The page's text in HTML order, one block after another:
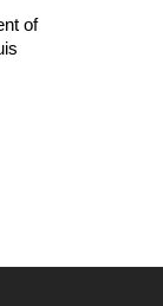
of